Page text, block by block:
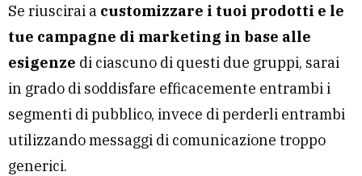
Se riuscirai a customizzare i tuoi prodotti e le
tue campagne di marketing in base alle
esigenze di ciascuno di questi due gruppi, sarai
in grado di soddisfare efficacemente entrambi i
segmenti di pubblico, invece di perderli entrambi
utilizzando messaggi di comunicazione troppo
generici.